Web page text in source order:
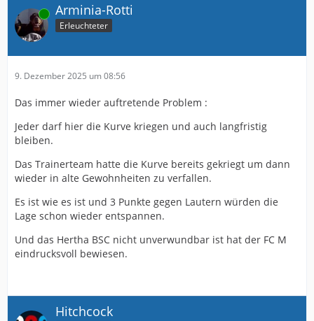
Online Arminia-Rotti
Erleuchteter
9. Dezember 2025 um 08:56
Das immer wieder auftretende Problem :
Jeder darf hier die Kurve kriegen und auch langfristig
bleiben.
Das Trainerteam hatte die Kurve bereits gekriegt um dann
wieder in alte Gewohnheiten zu verfallen.
Es ist wie es ist und 3 Punkte gegen Lautern würden die
Lage schon wieder entspannen.
Und das Hertha BSC nicht unverwundbar ist hat der FC M
eindrucksvoll bewiesen.
Hitchcock